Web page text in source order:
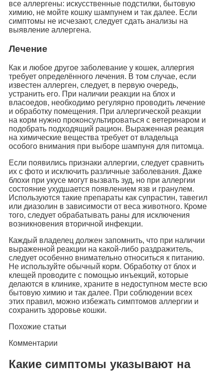
все аллергены: искусственные подстилки, бытовую
химию, не мойте кошку шампунем и так далее. Если
симптомы не исчезают, следует сдать анализы на
выявление аллергена.
Лечение
Как и любое другое заболевание у кошек, аллергия
требует определённого лечения. В том случае, если
известен аллерген, следует, в первую очередь,
устранить его. При наличии реакции на блох и
власоедов, необходимо регулярно проводить лечение
и обработку помещения. При аллергической реакции
на корм нужно проконсультироваться с ветеринаром и
подобрать подходящий рацион. Выраженная реакция
на химические вещества требует от владельца
особого внимания при выборе шампуня для питомца.
Если появились признаки аллергии, следует сравнить
их с фото и исключить различные заболевания. Даже
блохи при укусе могут вызвать зуд, но при аллергии
состояние ухудшается появлением язв и гранулем.
Используются такие препараты как супрастин, тавегил
или диазолин в зависимости от веса животного. Кроме
того, следует обрабатывать раны для исключения
возникновения вторичной инфекции.
Каждый владелец должен запомнить, что при наличии
выраженной реакции на какой-либо раздражитель,
следует особенно внимательно относиться к питанию.
Не используйте обычный корм. Обработку от блох и
клещей проводите с помощью инъекций, которые
делаются в клинике, храните в недоступном месте всю
бытовую химию и так далее. При соблюдении всех
этих правил, можно избежать симптомов аллергии и
сохранить здоровье кошки.
Похожие статьи
Комментарии
Какие симптомы указывают на